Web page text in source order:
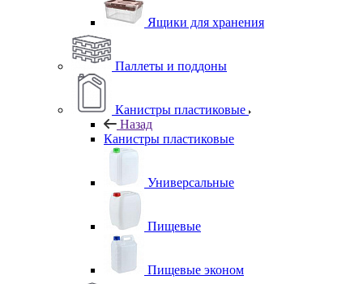
Ящики для хранения
Паллеты и поддоны
Канистры пластиковые
Назад
Канистры пластиковые
Универсальные
Пищевые
Пищевые эконом